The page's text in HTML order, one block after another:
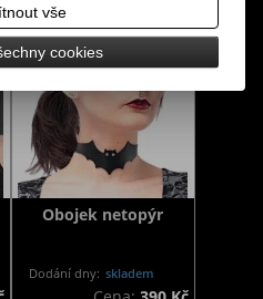
Obojek netopýr
Dodání dny: skladem
vše
cookies